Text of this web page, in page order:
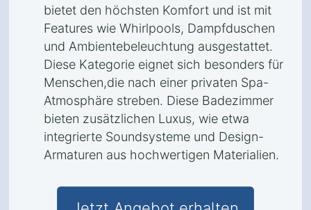
bietet den höchsten Komfort und ist mit
Features wie Whirlpools, Dampfduschen
und Ambientebeleuchtung ausgestattet.
Diese Kategorie eignet sich besonders für
Menschen,die nach einer privaten Spa-
Atmosphäre streben. Diese Badezimmer
bieten zusätzlichen Luxus, wie etwa
integrierte Soundsysteme und Design-
Armaturen aus hochwertigen Materialien.